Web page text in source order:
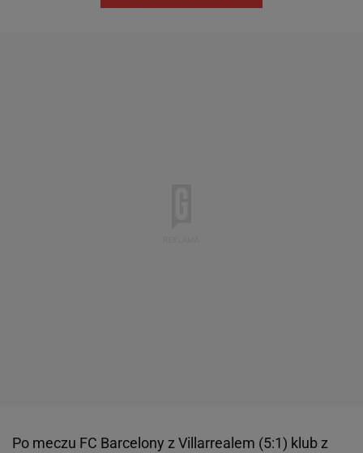
Po meczu FC Barcelony z Villarrealem (5:1) klub z